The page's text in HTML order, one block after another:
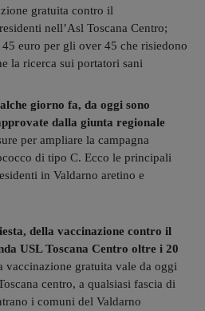
gratuita contro il
nell’Asl Toscana Centro;
euro per gli over 45 che risiedono
la ricerca sui portatori sani
giorno fa, da oggi sono
dalla giunta regionale
per ampliare la campagna
di tipo C. Ecco le principali
in Valdarno aretino e
della vaccinazione contro il
USL Toscana Centro oltre i 20
vaccinazione gratuita vale da oggi
centro, a qualsiasi fascia di
i comuni del Valdarno